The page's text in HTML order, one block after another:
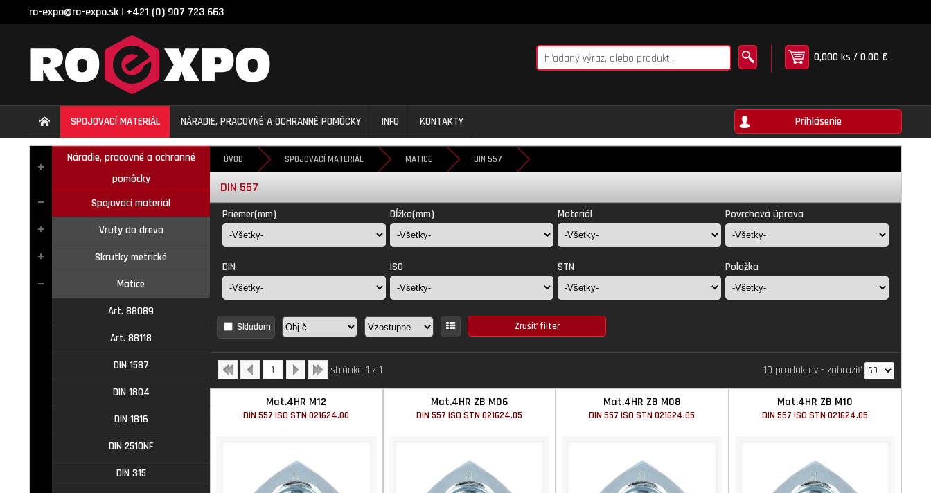
ro-expo@ro-expo.sk | +421 (0) 907 723 663
0,000 ks / 0.00 €
SPOJOVACÍ MATERIÁL NÁRADIE, PRACOVNÉ A OCHRANNÉ POMÔCKY INFO KONTAKTY Prihlásenie
Náradie, pracovné a ochranné
pomôcky
Spojovací materiál
Vruty do dreva
Skrutky metrické
Matice
Art. 88089
Art. 88118
DIN 1587
DIN 1804
DIN 1816
DIN 2510NF
DIN 315
ÚVOD SPOJOVACÍ MATERIÁL MATICE DIN 557
DIN 557
Priemer(mm) Dĺžka(mm) Materiál Povrchová úprava
DIN ISO STN Položka
Skladom
1 stránka 1 z 1 19 produktov - zobraziť
Mat.4HR M12
DIN 557 ISO STN 021624.00
Mat.4HR ZB M06
DIN 557 ISO STN 021624.05
Mat.4HR ZB M08
DIN 557 ISO STN 021624.05
Mat.4HR ZB M10
DIN 557 ISO STN 021624.05